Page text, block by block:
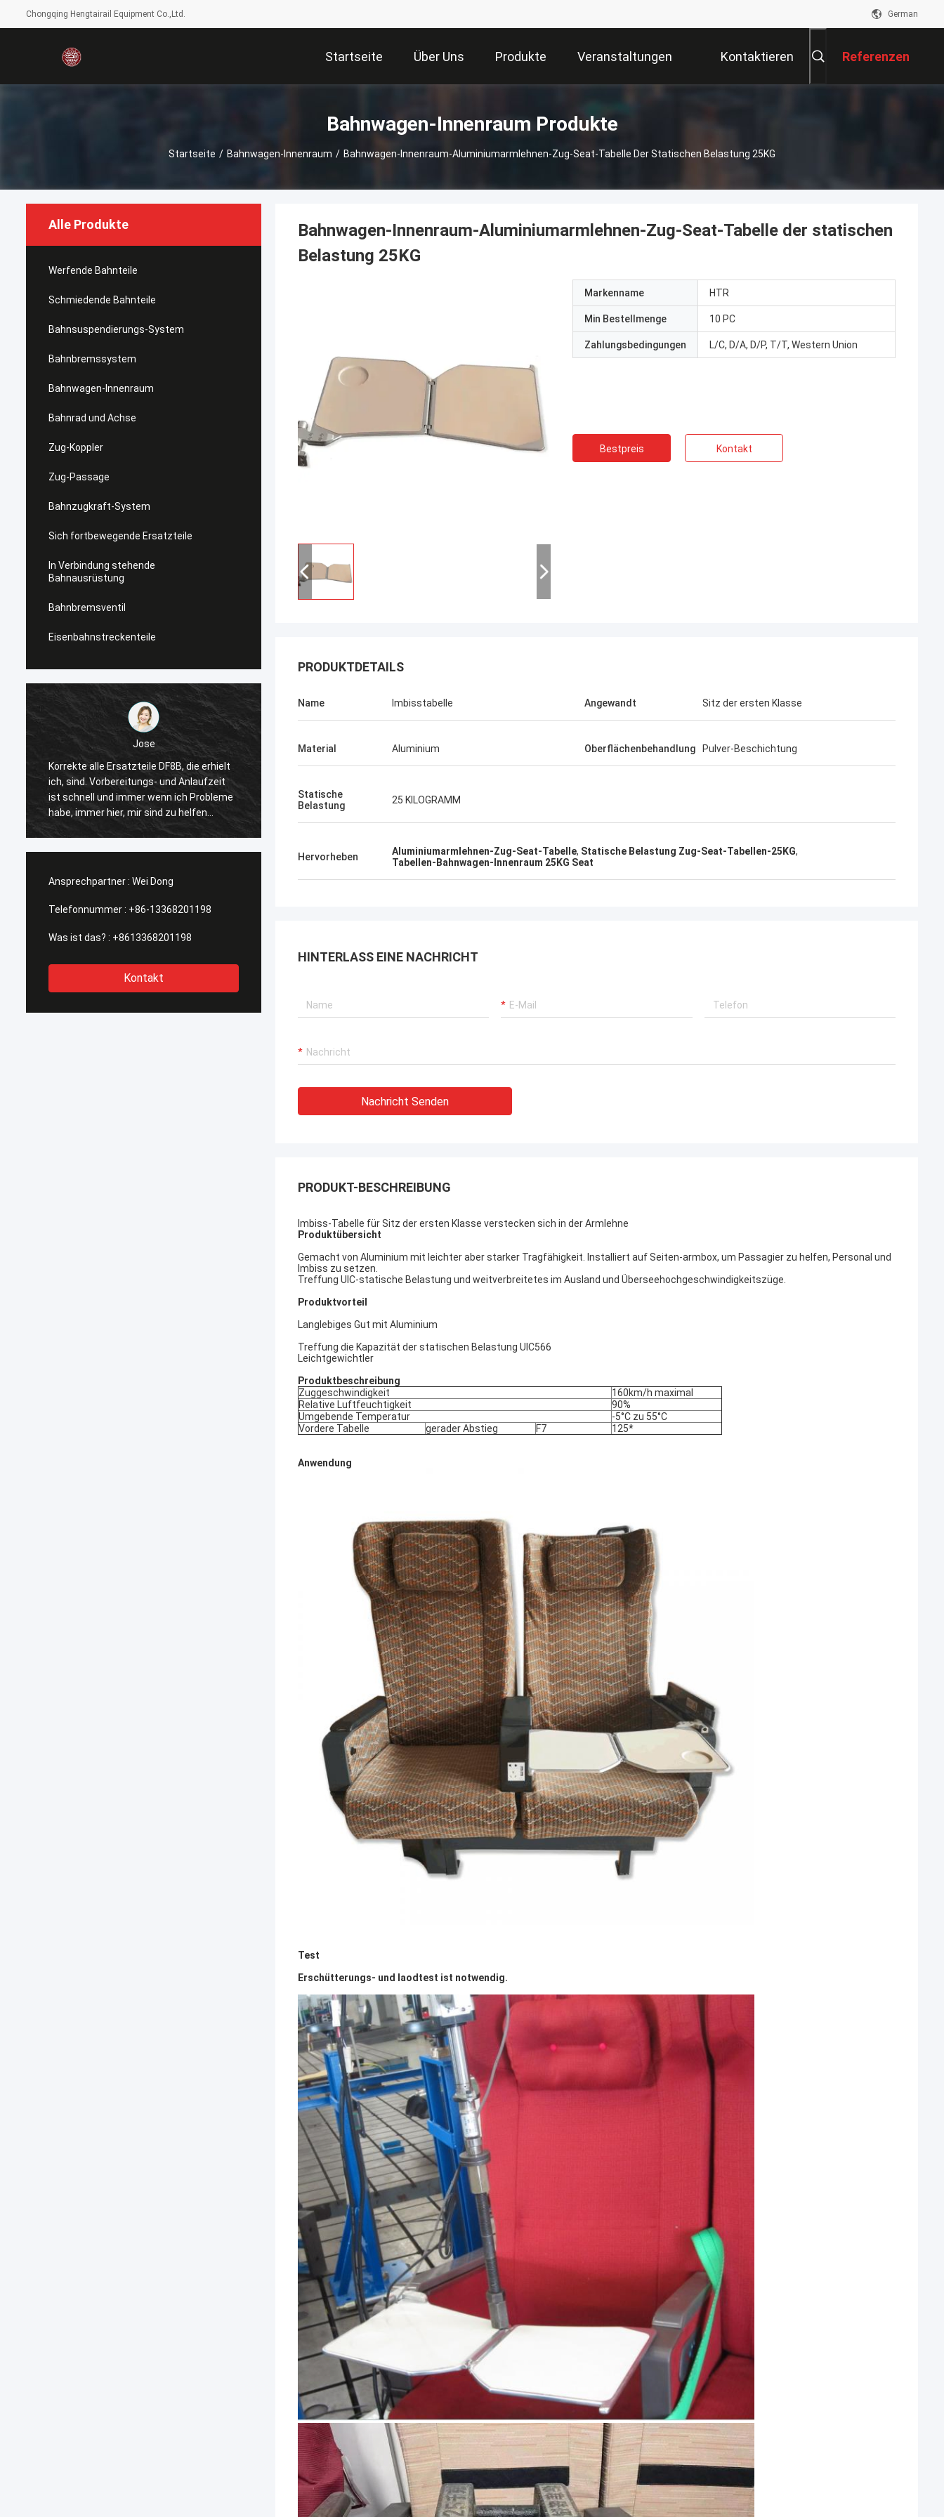
Chongqing Hengtairail Equipment Co.,Ltd. German
Startseite Über Uns Produkte Veranstaltungen Kontaktieren Referenzen
Bahnwagen-Innenraum Produkte
Startseite / Bahnwagen-Innenraum / Bahnwagen-Innenraum-Aluminiumarmlehnen-Zug-Seat-Tabelle Der Statischen Belastung 25KG
Alle Produkte
Werfende Bahnteile
Schmiedende Bahnteile
Bahnsuspendierungs-System
Bahnbremssystem
Bahnwagen-Innenraum
Bahnrad und Achse
Zug-Koppler
Zug-Passage
Bahnzugkraft-System
Sich fortbewegende Ersatzteile
In Verbindung stehende
Bahnausrüstung
Bahnbremsventil
Eisenbahnstreckenteile
Jose
Korrekte alle Ersatzteile DF8B, die erhielt
ich, sind. Vorbereitungs- und Anlaufzeit
ist schnell und immer wenn ich Probleme
habe, immer hier, mir sind zu helfen
sonnig. Dank ihre Menge und vorwärts
Jonathas
Der Koppler, den sie sind ziemlich
vorschlugen. Preis ist angemessen, und
vorwärts schauend, um das thhem zu
Ansprechpartner : Wei Dong
Telefonnummer : +86-13368201198
Was ist das? : +8613368201198
Kontakt
Bahnwagen-Innenraum-Aluminiumarmlehnen-Zug-Seat-Tabelle der statischen
Belastung 25KG
Markenname HTR
Min Bestellmenge 10 PC
Zahlungsbedingungen L/C, D/A, D/P, T/T, Western Union
Bestpreis Kontakt
PRODUKTDETAILS
Name Imbisstabelle Angewandt Sitz der ersten Klasse
Material Aluminium Oberflächenbehandlung Pulver-Beschichtung
Statische
Belastung
25 KILOGRAMM
Hervorheben Aluminiumarmlehnen-Zug-Seat-Tabelle, Statische Belastung Zug-Seat-Tabellen-25KG,
Tabellen-Bahnwagen-Innenraum 25KG Seat
HINTERLASS EINE NACHRICHT
Nachricht Senden
PRODUKT-BESCHREIBUNG
Imbiss-Tabelle für Sitz der ersten Klasse verstecken sich in der Armlehne
Produktübersicht
Gemacht von Aluminium mit leichter aber starker Tragfähigkeit. Installiert auf Seiten-armbox, um Passagier zu helfen, Personal und
Imbiss zu setzen.
Treffung UIC-statische Belastung und weitverbreitetes im Ausland und Überseehochgeschwindigkeitszüge.
Produktvorteil
Langlebiges Gut mit Aluminium
Treffung die Kapazität der statischen Belastung UIC566
Leichtgewichtler
Produktbeschreibung
Zuggeschwindigkeit
160km/h maximal
Relative Luftfeuchtigkeit
90%
Umgebende Temperatur
-5°C zu 55°C
Vordere Tabelle
gerader Abstieg F7 125*
Anwendung
Test
Erschütterungs- und laodtest ist notwendig.